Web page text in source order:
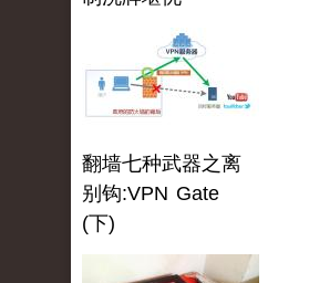
翻墙七种武器之离
别钩:VPN Gate
(下)